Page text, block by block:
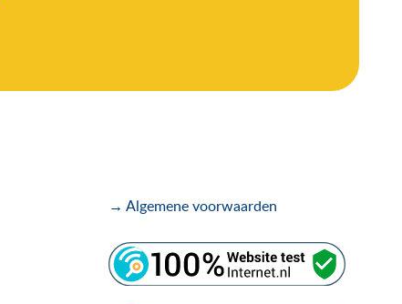
→ Algemene voorwaarden